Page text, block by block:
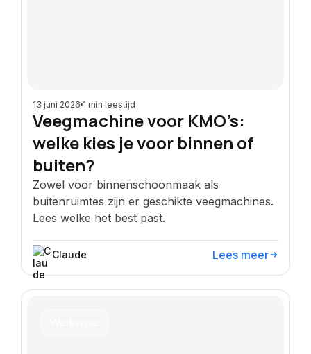
13 juni 2026 1 min leestijd
Veegmachine voor KMO’s:
welke kies je voor binnen of
buiten?
Zowel voor binnenschoonmaak als
buitenruimtes zijn er geschikte veegmachines.
Lees welke het best past.
Claude Lees meer